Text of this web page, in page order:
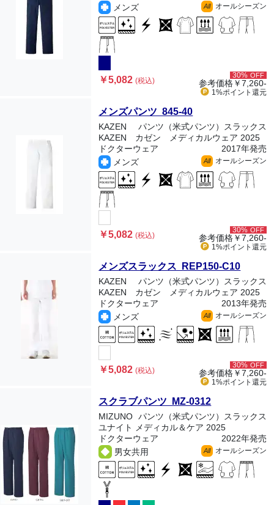
メンズ
All オールシーズン
￥5,082(税込)
30% OFF
参考価格￥7,260-
1%ポイント 還元
メンズパンツ 845-40
KAZEN
パンツ（米式パンツ）スラックス
KAZEN カゼン メディカルウェア 2025
ドクターウェア
2017年発売
メンズ
All オールシーズン
￥5,082(税込)
30% OFF
参考価格￥7,260-
1%ポイント 還元
メンズスラックス REP150-C10
KAZEN
パンツ（米式パンツ）スラックス
KAZEN カゼン メディカルウェア 2025
ドクターウェア
2013年発売
メンズ
All オールシーズン
￥5,082(税込)
30% OFF
参考価格￥7,260-
1%ポイント 還元
スクラブパンツ MZ-0312
MIZUNO パンツ（米式パンツ）スラックス
ユナイト メディカル＆ケア 2025
ドクターウェア
2022年発売
男女共用
All オールシーズン